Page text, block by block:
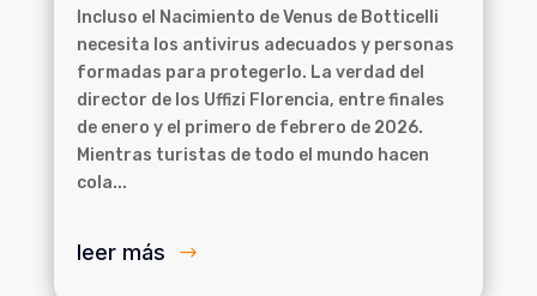
Incluso el Nacimiento de Venus de Botticelli
necesita los antivirus adecuados y personas
formadas para protegerlo. La verdad del
director de los Uffizi Florencia, entre finales
de enero y el primero de febrero de 2026.
Mientras turistas de todo el mundo hacen
cola...
leer más